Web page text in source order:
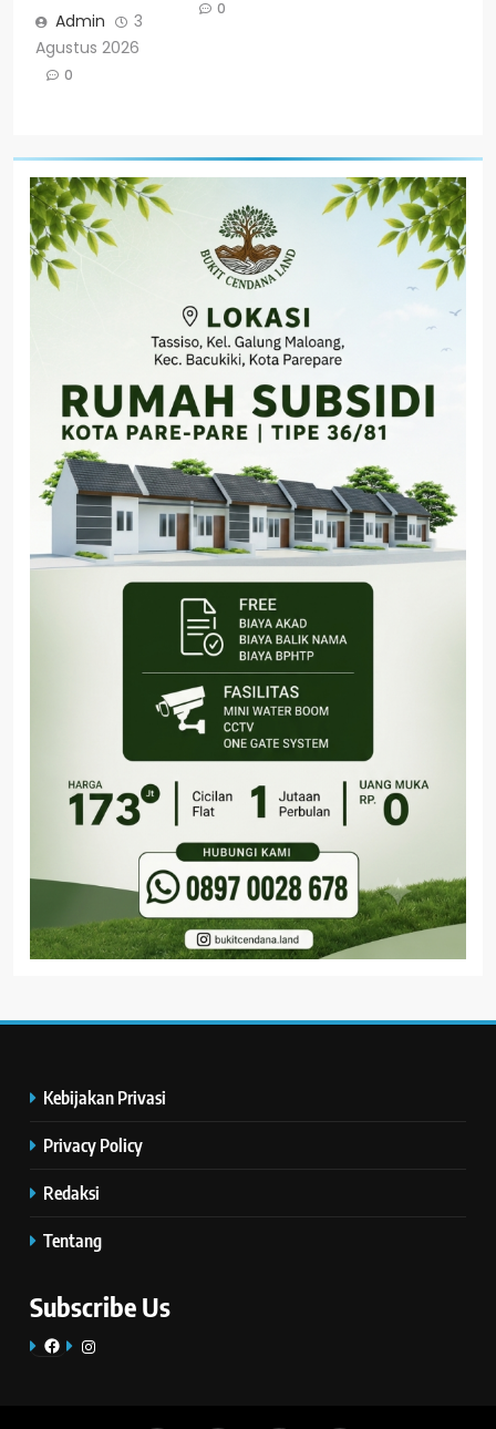
Admin
3
Agustus 2026
0
0
Kebijakan Privasi
Privacy Policy
Redaksi
Tentang
Subscribe Us
FacebookInstagram